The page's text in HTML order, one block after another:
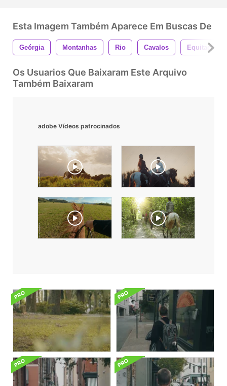
Esta Imagem Também Aparece Em Buscas De
Geórgia Montanhas Rio Cavalos Equitação
Os Usuarios Que Baixaram Este Arquivo
Também Baixaram
adobe Vídeos patrocinados